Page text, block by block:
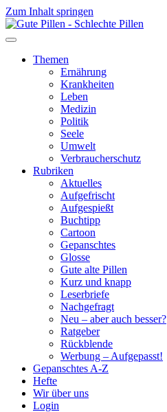
Zum Inhalt springen
Themen
Ernährung
Krankheiten
Leben
Medizin
Politik
Seele
Umwelt
Verbraucherschutz
Rubriken
Aktuelles
Aufgefrischt
Aufgespießt
Buchtipp
Cartoon
Gepanschtes
Glosse
Gute alte Pillen
Kurz und knapp
Leserbriefe
Nachgefragt
Neu – aber auch besser?
Ratgeber
Rückblende
Werbung – Aufgepasst!
Gepanschtes A-Z
Hefte
Wir über uns
Login